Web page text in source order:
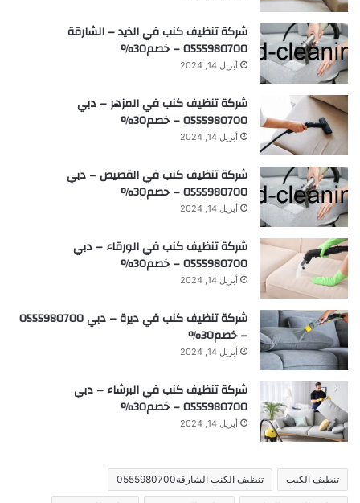
شركة تنظيف كنب في الذيد – الشارقة
0555980700 – خصم30%
أبريل 14, 2024
شركة تنظيف كنب في المزهر – دبي
0555980700 – خصم30%
أبريل 14, 2024
شركة تنظيف كنب في القصيص – دبي
0555980700 – خصم30%
أبريل 14, 2024
شركة تنظيف كنب في الورقاء – دبي
0555980700 – خصم30%
أبريل 14, 2024
شركة تنظيف كنب في ديرة – دبي 0555980700
– خصم30%
أبريل 14, 2024
شركة تنظيف كنب في البرشاء – دبي
0555980700 – خصم30%
أبريل 14, 2024
تنظيف الكنب تنظيف الكنب الشارقة0555980700